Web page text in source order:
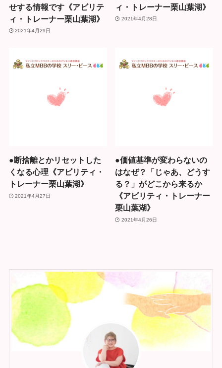
せする情報です《アビリテ
ィ・トレーナー栗山葉湖》
2021年4月29日
ィ・トレーナー栗山葉湖》
2021年4月28日
●断捨離とかリセットした
くなる心理《アビリティ・
トレーナー栗山葉湖》
2021年4月27日
●価値基準が変わらないの
はなぜ？「じゃあ、どうす
る？」がどこから来るか
《アビリティ・トレーナー
栗山葉湖》
2021年4月26日